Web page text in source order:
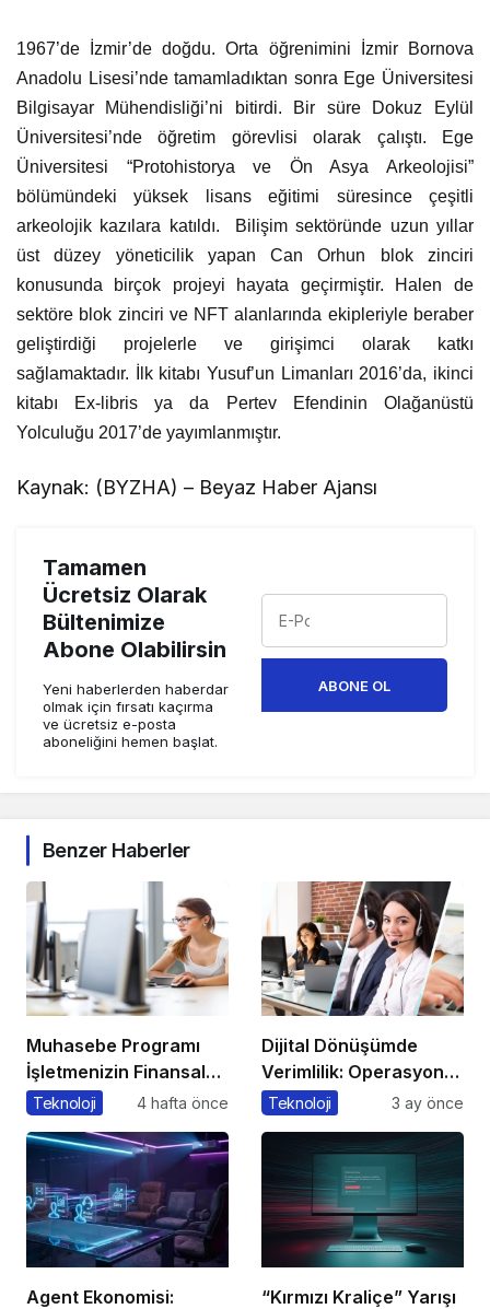
1967’de İzmir’de doğdu. Orta öğrenimini İzmir Bornova
Anadolu Lisesi’nde tamamladıktan sonra Ege Üniversitesi
Bilgisayar Mühendisliği’ni bitirdi. Bir süre Dokuz Eylül
Üniversitesi’nde öğretim görevlisi olarak çalıştı. Ege
Üniversitesi “Protohistorya ve Ön Asya Arkeolojisi”
bölümündeki yüksek lisans eğitimi süresince çeşitli
arkeolojik kazılara katıldı. Bilişim sektöründe uzun yıllar
üst düzey yöneticilik yapan Can Orhun blok zinciri
konusunda birçok projeyi hayata geçirmiştir. Halen de
sektöre blok zinciri ve NFT alanlarında ekipleriyle beraber
geliştirdiği projelerle ve girişimci olarak katkı
sağlamaktadır. İlk kitabı Yusuf’un Limanları 2016’da, ikinci
kitabı Ex-libris ya da Pertev Efendinin Olağanüstü
Yolculuğu 2017’de yayımlanmıştır.
Kaynak: (BYZHA) – Beyaz Haber Ajansı
Tamamen
Ücretsiz Olarak
Bültenimize
Abone Olabilirsin
Yeni haberlerden haberdar
olmak için fırsatı kaçırma
ve ücretsiz e-posta
aboneliğini hemen başlat.
ABONE OL
Benzer Haberler
Muhasebe Programı
İşletmenizin Finansal
Yönetiminde Devrim
Teknoloji 4 hafta önce
Dijital Dönüşümde
Verimlilik: Operasyonel
Süreçleri Tek
Teknoloji 3 ay önce
Agent Ekonomisi:
“Kırmızı Kraliçe” Yarışı